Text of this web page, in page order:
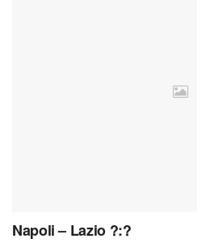
Napoli – Lazio ?:?